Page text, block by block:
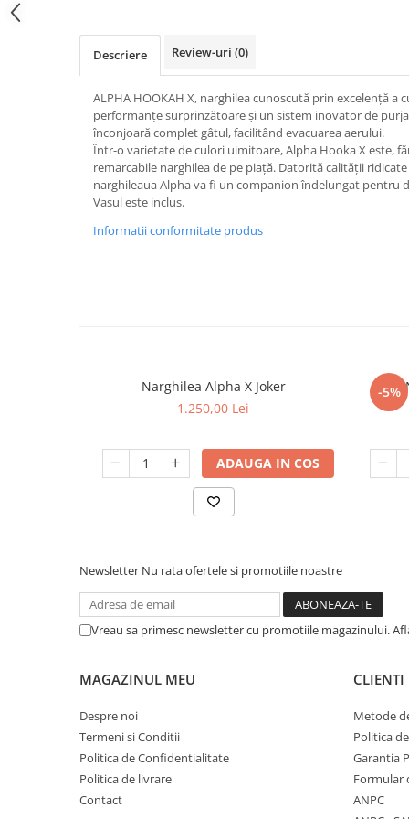
Descriere Review-uri (0)
ALPHA HOOKAH X, narghilea cunoscută prin excelență a
performanțe surprinzătoare și un sistem inovator de
înconjoară complet gâtul, facilitând evacuarea aerului.
Într-o varietate de culori uimitoare, Alpha Hooka X este,
remarcabile narghilea de pe piață. Datorită calității
narghileaua Alpha va fi un companion îndelungat pentru
Vasul este inclus.
Informatii conformitate produs
Narghilea Alpha X Joker
1.250,00 Lei
ADAUGA IN COS
-5%
Newsletter Nu rata ofertele si promotiile noastre
Vreau sa primesc newsletter cu promotiile magazinului.
MAGAZINUL MEU
Despre noi
Termeni si Conditii
Politica de Confidentialitate
Politica de livrare
Contact
CLIENTI
Metode
Politica
Garantia
Formular
ANPC